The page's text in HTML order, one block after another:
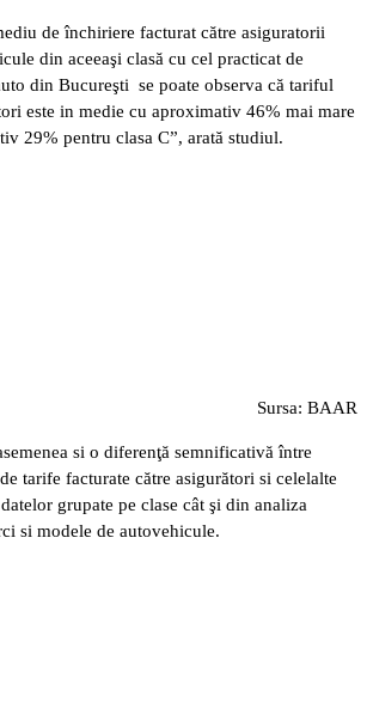
de închiriere facturat către asiguratorii
din aceeaşi clasă cu cel practicat de
din Bucureşti se poate observa că tariful
este in medie cu aproximativ 46% mai mare
29% pentru clasa C”, arată studiul.
Sursa: BAAR
si o diferenţă semnificativă între
tarife facturate către asigurători si celelalte
grupate pe clase cât şi din analiza
si modele de autovehicule.